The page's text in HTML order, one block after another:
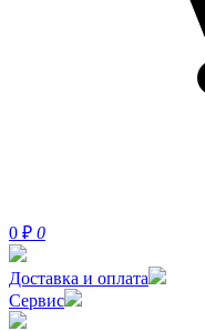
0 ₽ 0
Доставка и оплата
Сервис